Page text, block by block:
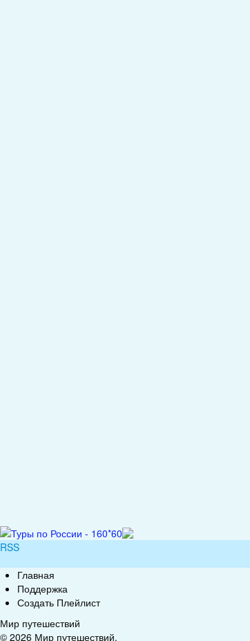
RSS
Главная
Поддержка
Создать Плейлист
Мир путешествий
© 2026 Мир путешествий.